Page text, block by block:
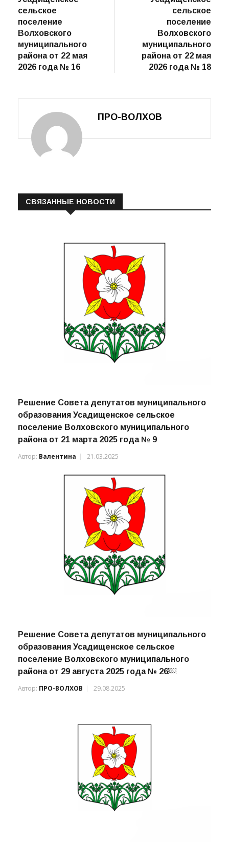
сельское
поселение
Волховского
муниципального
района от 22 мая
2026 года № 16
сельское
поселение
Волховского
муниципального
района от 22 мая
2026 года № 18
ПРО-ВОЛХОВ
СВЯЗАННЫЕ НОВОСТИ
Решение Совета депутатов муниципального
образования Усадищенское сельское
поселение Волховского муниципального
района от 21 марта 2025 года № 9
Автор: Валентина 21.03.2025
Решение Совета депутатов муниципального
образования Усадищенское сельское
поселение Волховского муниципального
района от 29 августа 2025 года № 26￼
Автор: ПРО-ВОЛХОВ 29.08.2025